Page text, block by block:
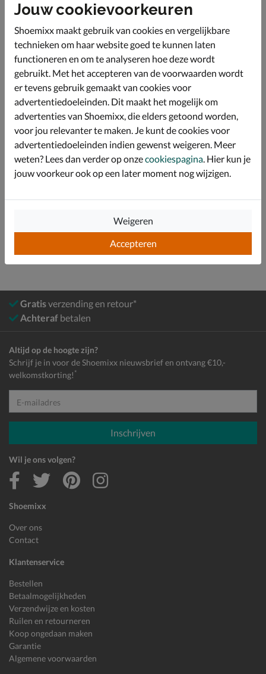
Gevoerd met zacht textiel voor een comfortabel
Dankzij het foam-voetbed geeft deze schoen een goede
demping tijdens het lopen, dus kunnen ze lekker de
hele dag buiten doorbrengen.
Afgewerkt met een schokabsorberende tussenzool die
de druk verdeelt. De rubberen loopzool zorgt voor
voldoende grip.
Specificaties
Over adidas
Bekijk meer
Sneakers
Gratisverzending en retour*
Achteraf betalen
Shoemixx
Over ons
Contact
Klantenservice
Bestellen
Betaalmogelijkheden
Verzendwijze en kosten
Ruilen en retourneren
Koop ongedaan maken
Garantie
Algemene voorwaarden
Altijd op de hoogte zijn?
Schrijf je in voor de Shoemixx nieuwsbrief en ontvang €10,-
welkomstkorting! *
E-mailadres
Inschrijven
Wil je ons volgen?
Jouw cookievoorkeuren
Shoemixx maakt gebruik van cookies en vergelijkbare
technieken om haar website goed te kunnen laten
functioneren en om te analyseren hoe deze wordt
gebruikt. Met het accepteren van de voorwaarden wordt
er tevens gebruik gemaakt van cookies voor
advertentiedoeleinden. Dit maakt het mogelijk om
advertenties van Shoemixx, die elders getoond worden,
voor jou relevanter te maken. Je kunt de cookies voor
advertentiedoeleinden indien gewenst weigeren. Meer
weten? Lees dan verder op onzecookiespagina. Hier kun je
jouw voorkeur ook op een later moment nog wijzigen.
Accepteren
Weigeren